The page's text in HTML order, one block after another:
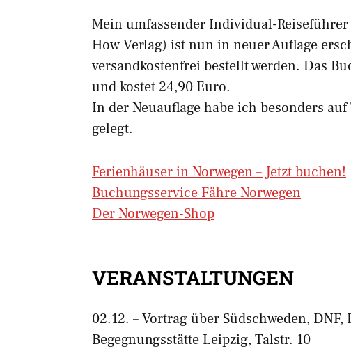
Mein umfassender Individual-Reiseführer
How Verlag) ist nun in neuer Auflage
versandkostenfrei bestellt werden. Das
und kostet 24,90 Euro.
In der Neuauflage habe ich besonders
gelegt.
Ferienhäuser in Norwegen – Jetzt buchen!
Buchungsservice Fähre Norwegen
Der Norwegen-Shop
VERANSTALTUNGEN
02.12. – Vortrag über Südschweden, DNF,
Begegnungsstätte Leipzig, Talstr. 10